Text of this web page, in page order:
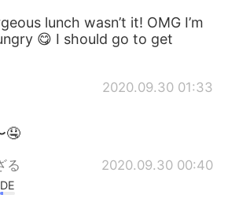
lunch wasn’t it! OMG I’m
😋 I should go to get
2020.09.30 01:33
🤤
る 2020.09.30 00:40
DE